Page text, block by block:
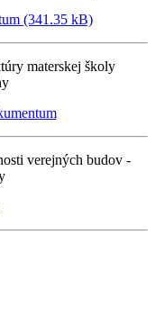
(341.35 kB)
materskej školy
verejných budov -